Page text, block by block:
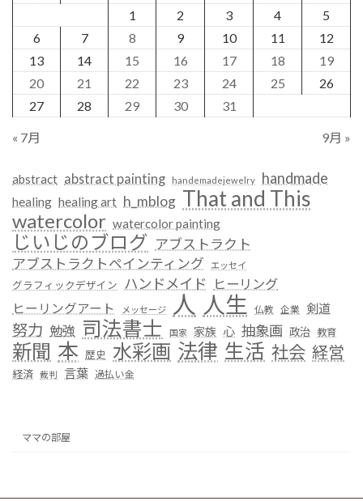
1
2 3 4
5
6
7 8 9 10 11
12
13
14 15 16 17 18
19
20
21 22 23 24 25
26
27
28 29 30 31
« 7月 9月 »
abstract abstract painting handemadejewelry handmade
healing healing art h_mblog That and This
watercolor watercolor painting
じいじのブログ アブストラクト
アブストラクトペインティング
エッセイ
グラフィックデザイン ハンドメイド ヒーリング
ヒーリングアート メッセージ 人 人生 仏教 企業 剣道
努力 勉強 司法書士 国家 家族 心 抽象画 政治 教育
新聞 本 歴史 水彩画 法律 生活 社会 経営
経済 裁判 言葉 過払い金
ママの部屋